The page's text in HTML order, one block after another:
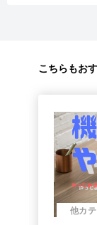
こちらもお
他カ